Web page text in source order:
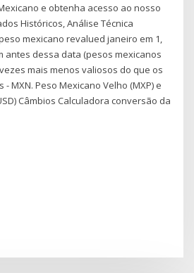
e obtenha acesso ao nosso
Históricos, Análise Técnica
mexicano revalued janeiro em 1,
antes dessa data (pesos mexicanos
mais menos valiosos do que os
MXN. Peso Mexicano Velho (MXP) e
Câmbios Calculadora conversão da